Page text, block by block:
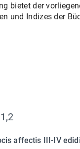
bietet der
und Indizes der
affectis III-IV